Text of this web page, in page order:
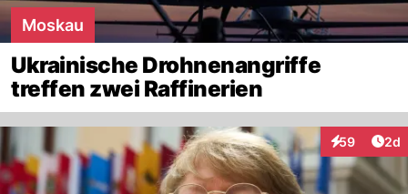
Moskau
Ukrainische Drohnenangriffe
treffen zwei Raffinerien
59
Interaktionen
2d